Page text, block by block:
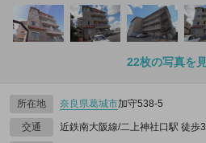
22枚の写真を
所在地 奈良県葛城市加守538‐5
交通 近鉄南大阪線/二上神社口駅 徒歩